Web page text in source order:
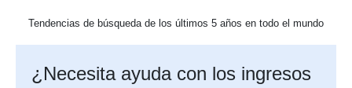
Tendencias de búsqueda de los últimos 5 años en todo el mundo
¿Necesita ayuda con los ingresos